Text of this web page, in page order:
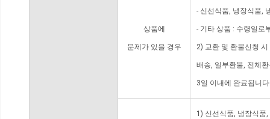
상품에
문제가 있을 경우
- 신선식품, 냉장식품,
- 기타 상품 : 수령일로
2) 교환 및 환불신청
배송, 일부환불, 전체
3일 이내에 완료됩니
1) 신선식품, 냉장식품